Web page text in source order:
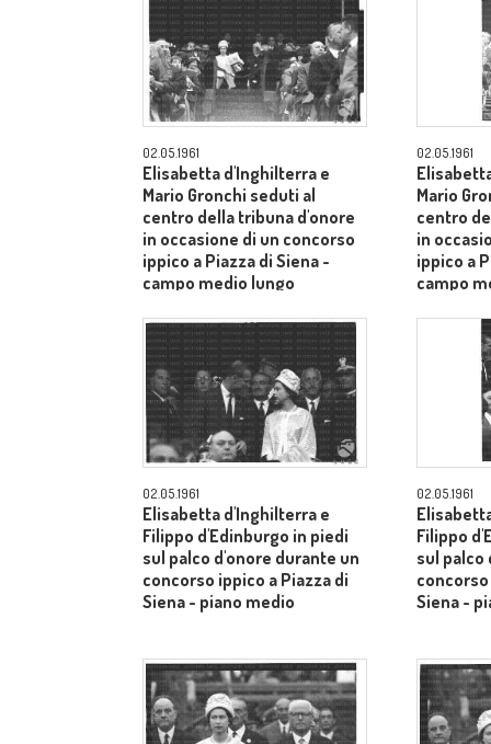
02.05.1961
Elisabetta d'Inghilterra e
Mario Gronchi seduti al
centro della tribuna d'onore
in occasione di un concorso
ippico a Piazza di Siena -
campo medio lungo
02.05.1961
Mario
centro
in
ippico a
campo
02.05.1961
Elisabetta d'Inghilterra e
Filippo d'Edinburgo in piedi
sul palco d'onore durante un
concorso ippico a Piazza di
Siena - piano medio
02.05.1961
Filippo
sul palco
Siena -